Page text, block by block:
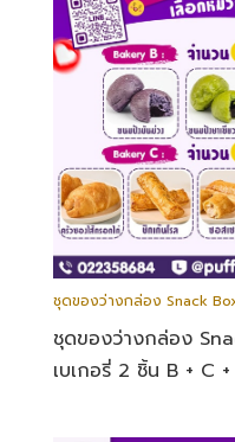
ชุดของว่างกล่อง Snack
ชุดของว่างกล่อง
เบเกอรี่ 2 ชิ้น B + C